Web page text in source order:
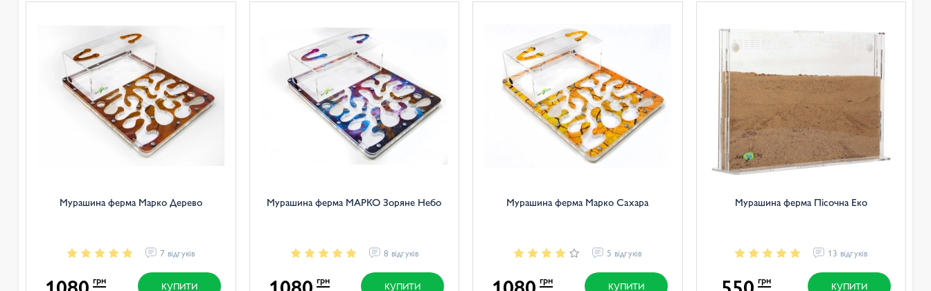
Мурашина ферма Марко Дерево
7 відгуків
грн КУПИТИ
Мурашина ферма МАРКО Зоряне Небо
8 відгуків
грн КУПИТИ
Мурашина ферма Марко Сахара
5 відгуків
грн КУПИТИ
Мурашина ферма Пісочна Еко
13 відгуків
грн КУПИТИ